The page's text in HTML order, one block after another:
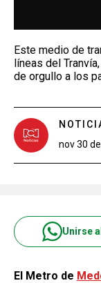
Este medio de
líneas del
de orgullo a los
nov 30
Unirse
El Metro de